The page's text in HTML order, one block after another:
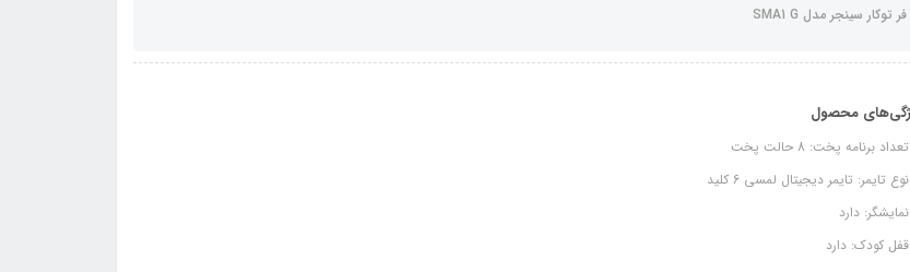
فر توکار سینجر مدل SMA1 G
محصول
تعداد برنامه پخت: 8 حالت پخت
نوع تایمر: تایمر دیجیتال لمسی 6 کلید
نمایشگر: دارد
قفل کودک: دارد